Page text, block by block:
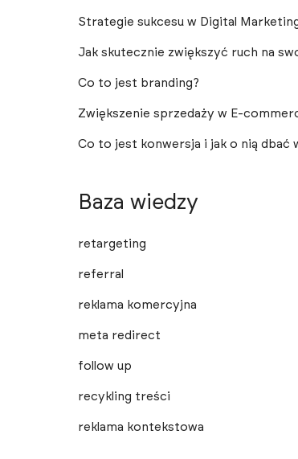
Strategie sukcesu w Digital
Jak skutecznie zwiększyć ruch na
Co to jest branding?
Zwiększenie sprzedaży w E-
Co to jest konwersja i jak o nią dbać
Baza wiedzy
retargeting
referral
reklama komercyjna
meta redirect
follow up
recykling treści
reklama kontekstowa